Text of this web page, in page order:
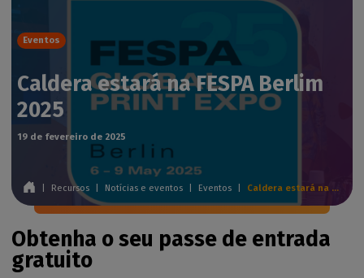
Eventos
Caldera estará na FESPA Berlim
2025
19 de fevereiro de 2025
Recursos Notícias e eventos Eventos Caldera estará na FESPA Berlim 2025
Obtenha o seu passe de entrada
gratuito